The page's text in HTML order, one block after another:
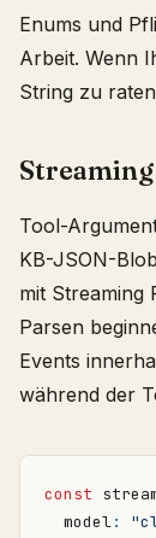
Enums und
Arbeit. Wenn
String zu
Tool-
KB-JSON-
mit Streaming
Parsen
Events
während der
const
model: